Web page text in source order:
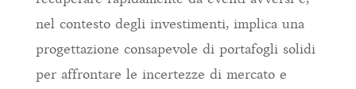
nel contesto degli investimenti, implica una
progettazione consapevole di portafogli solidi
per affrontare le incertezze di mercato e